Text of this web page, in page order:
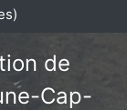
de
Cap-